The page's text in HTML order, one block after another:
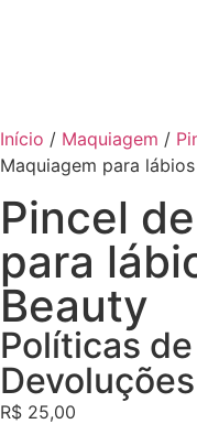
Início / Maquiagem /
Maquiagem para
Pincel
para
Beauty
Políticas
Devoluções
R$ 25,00